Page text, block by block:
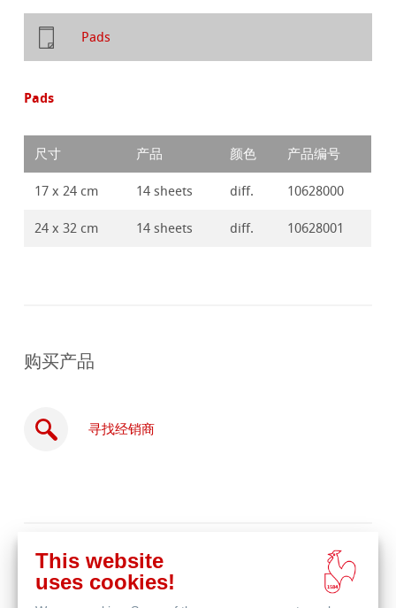
Pads
Pads
尺寸 产品 颜色 产品编号
17 x 24 cm 14 sheets diff. 10628000
24 x 32 cm 14 sheets diff. 10628001
购买产品
寻找经销商
购相关产品
This website
uses cookies!